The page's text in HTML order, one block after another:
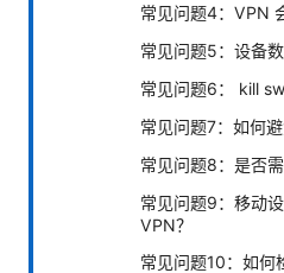
常见问题4：VPN
常见问题5：设备
常见问题6： kill
常见问题7：如何
常见问题8：是否
常见问题9：移动
VPN？
常见问题10：如何